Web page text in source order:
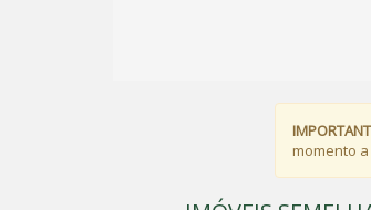
momento